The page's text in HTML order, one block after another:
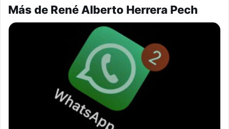
Más de René Alberto Herrera Pech